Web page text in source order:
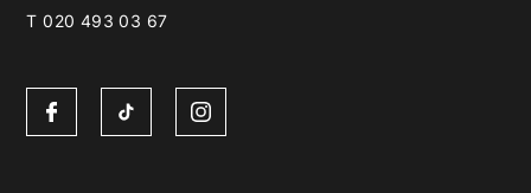
T 020 493 03 67